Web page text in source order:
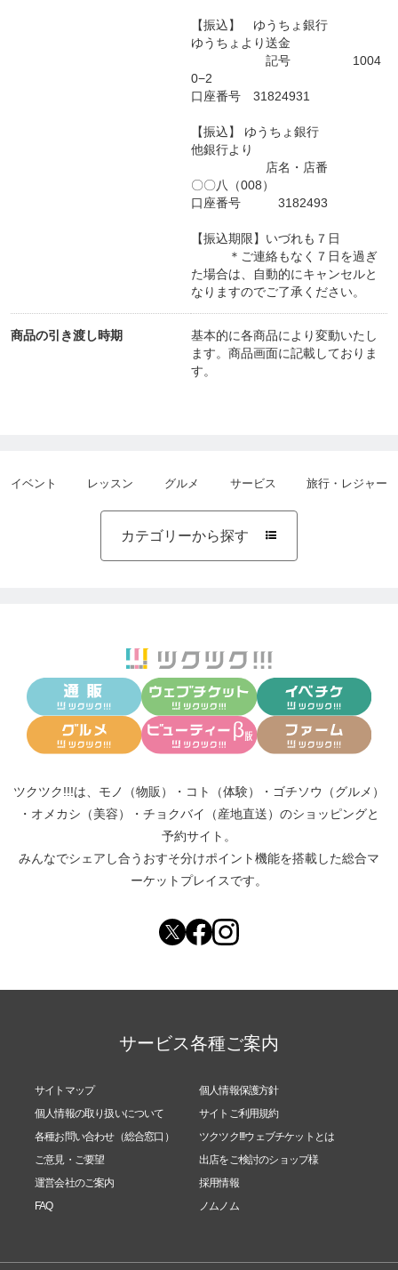
【振込】 ゆうちょ銀行
ゆうちょより送金
記号 1004
0−2
口座番号 31824931
【振込】 ゆうちょ銀行
他銀行より
店名・店番
〇〇八（008）
口座番号 3182493
【振込期限】いづれも７日
＊ご連絡もなく７日を過ぎ
た場合は、自動的にキャンセルと
なりますのでご了承ください。
商品の引き渡し時期
基本的に各商品により変動いたし
ます。商品画面に記載しておりま
す。
イベント レッスン グルメ サービス 旅行・レジャー
カテゴリーから探す 
ツクツク!!!は、 モノ（物販） ・ コト（体験） ・ ゴチソウ（グルメ）
・ オメカシ（美容） ・ チョクバイ（産地直送） のショッピングと
予約サイト。
みんなでシェアし合う おすそ分けポイント機能を搭載した総合マ
ーケットプレイスです。
サービス各種ご案内
サイトマップ
個人情報保護方針
個人情報の取り扱いについて
サイトご利用規約
各種お問い合わせ（総合窓口）
ツクツク!!!ウェブチケットとは
ご意見・ご要望
出店をご検討のショップ様
運営会社のご案内
採用情報
FAQ
ノムノム